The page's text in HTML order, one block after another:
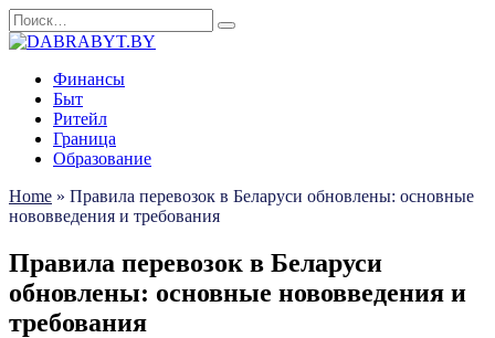
Перейти
к
Search
for:
Финансы
Быт
Ритейл
Граница
Образование
Home » Правила перевозок в Беларуси обновлены: основные
нововведения и требования
Правила перевозок в Беларуси
обновлены: основные нововведения и
требования